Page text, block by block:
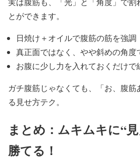
とができます。
日焼け＋オイルで腹筋の筋を強調
真正面ではなく、やや斜めの角度
お腹に少し力を入れておくだけで
ガチ腹筋じゃなくても、「お、腹筋
る見せ方テク。
まとめ：ムキムキに“
勝てる！